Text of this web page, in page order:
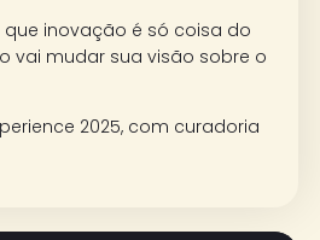
inovação é só coisa do
vai mudar sua visão sobre o
2025, com curadoria